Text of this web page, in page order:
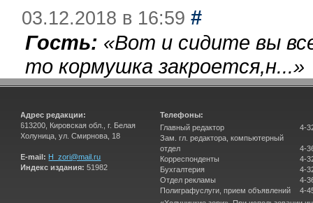
03.12.2018 в 16:59 #
Гость: «Вот и сидите вы
то кормушка закроется,н...»
Адрес редакции:
613200, Кировская обл., г. Белая
Холуница, ул. Смирнова, 18
E-mail: H_zori@mail.ru
Индекс издания: 51982
Телефоны:
Главный редактор
Зам. гл. редактора, компьютерный
отдел
Корреспонденты
Бухгалтерия
Отдел рекламы
Полиграфуслуги, прием объявлений
4-
4-
4-
4-
4-
4-